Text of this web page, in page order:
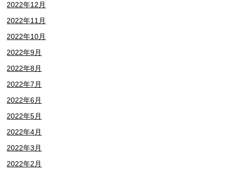
2022年12月
2022年11月
2022年10月
2022年9月
2022年8月
2022年7月
2022年6月
2022年5月
2022年4月
2022年3月
2022年2月